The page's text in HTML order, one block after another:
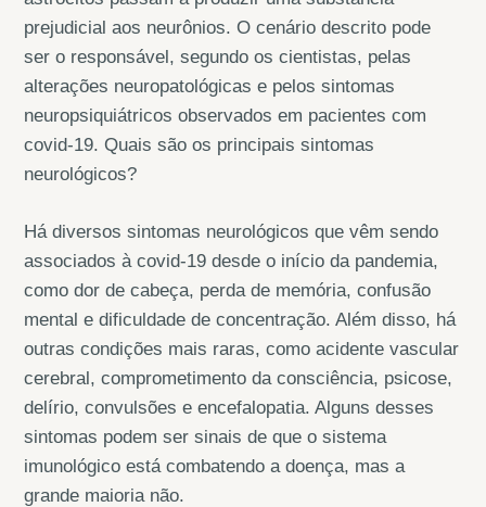
prejudicial aos neurônios. O cenário descrito pode
ser o responsável, segundo os cientistas, pelas
alterações neuropatológicas e pelos sintomas
neuropsiquiátricos observados em pacientes com
covid-19. Quais são os principais sintomas
neurológicos?
Há diversos sintomas neurológicos que vêm sendo
associados à covid-19 desde o início da pandemia,
como dor de cabeça, perda de memória, confusão
mental e dificuldade de concentração. Além disso, há
outras condições mais raras, como acidente vascular
cerebral, comprometimento da consciência, psicose,
delírio, convulsões e encefalopatia. Alguns desses
sintomas podem ser sinais de que o sistema
imunológico está combatendo a doença, mas a
grande maioria não.